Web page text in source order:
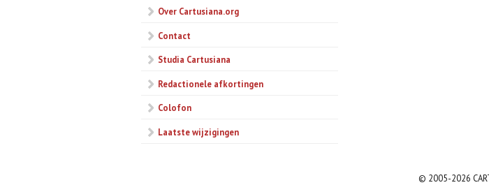
Over Cartusiana.org
Contact
Studia Cartusiana
Redactionele afkortingen
Colofon
Laatste wijzigingen
© 2005-2026